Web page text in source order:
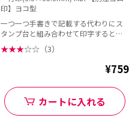
印】ヨコ型
一つ一つ手書きで記載する代わりにス
タンプ台と組み合わせて印字すると早
くて便利!
★★★☆☆ （3）
¥759
カートに入れる